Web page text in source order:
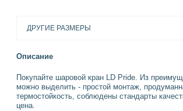
ДРУГИЕ РАЗМЕРЫ
Описание
Покупайте шаровой кран LD Pride. Из
можно выделить - простой монтаж,
термостойкость, соблюдены стандарты
цена.